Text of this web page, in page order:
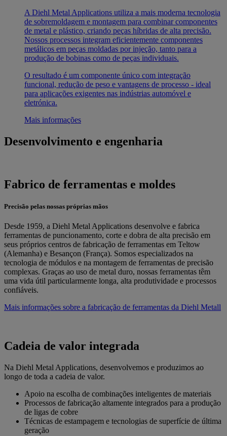
A Diehl Metal Applications utiliza a mais moderna tecnologia
de sobremoldagem e montagem para combinar componentes
de metal e plástico, criando peças híbridas de alta precisão.
Nossos processos integram eficientemente componentes
metálicos em peças moldadas por injeção, tanto para a
produção de bobinas como de peças individuais.
O resultado é um componente único com integração
funcional, redução de peso e vantagens de processo - ideal
para aplicações exigentes nas indústrias automóvel e
eletrónica.
Mais informações
Desenvolvimento e engenharia
Fabrico de ferramentas e moldes
Precisão pelas nossas próprias mãos
Desde 1959, a Diehl Metal Applications desenvolve e fabrica
ferramentas de puncionamento, corte e dobra de alta precisão em
seus próprios centros de fabricação de ferramentas em Teltow
(Alemanha) e Besançon (França). Somos especializados na
tecnologia de módulos e na montagem de ferramentas de precisão
complexas. Graças ao uso de metal duro, nossas ferramentas têm
uma vida útil particularmente longa, alta produtividade e processos
confiáveis.
Mais informações sobre a fabricação de ferramentas da Diehl Metall
Cadeia de valor integrada
Na Diehl Metal Applications, desenvolvemos e produzimos ao
longo de toda a cadeia de valor.
Apoio na escolha de combinações inteligentes de materiais
Processos de fabricação altamente integrados para a produção
de ligas de cobre
Técnicas de estampagem e tecnologias de superfície de última
geração